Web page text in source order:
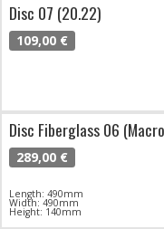
Disc 07 (20.22)
109,00 €
Disc Fiberglass 06
289,00 €
Length: 490mm
Width: 490mm
Height: 140mm